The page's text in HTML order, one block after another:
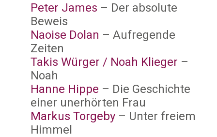
Peter James – Der absolute
Beweis
Naoise Dolan – Aufregende
Zeiten
Takis Würger / Noah Klieger –
Noah
Hanne Hippe – Die Geschichte
einer unerhörten Frau
Markus Torgeby– Unter freiem
Himmel